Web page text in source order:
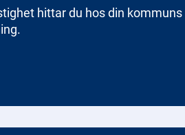
hittar du hos din kommuns